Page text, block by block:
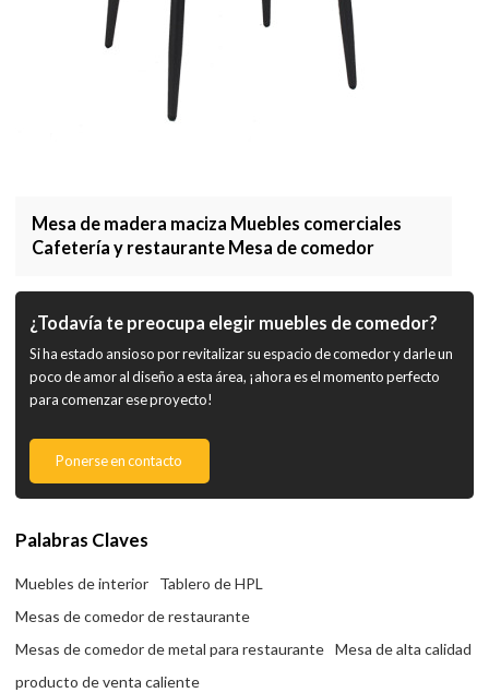
Mesa de madera maciza Muebles comerciales
Cafetería y restaurante Mesa de comedor
¿Todavía te preocupa elegir muebles de comedor?
Si ha estado ansioso por revitalizar su espacio de comedor y darle un
poco de amor al diseño a esta área, ¡ahora es el momento perfecto
para comenzar ese proyecto!
Ponerse en contacto
Palabras Claves
Muebles de interior
Tablero de HPL
Mesas de comedor de restaurante
Mesas de comedor de metal para restaurante
Mesa de alta calidad
producto de venta caliente